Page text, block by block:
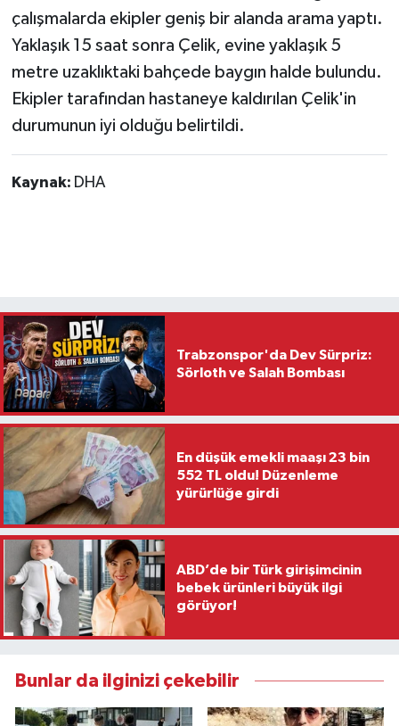
çalışmalarda ekipler geniş bir alanda arama yaptı.
Yaklaşık 15 saat sonra Çelik, evine yaklaşık 5
metre uzaklıktaki bahçede baygın halde bulundu.
Ekipler tarafından hastaneye kaldırılan Çelik'in
durumunun iyi olduğu belirtildi.
Kaynak: DHA
Trabzonspor'da Dev Sürpriz:
Sörloth ve Salah Bombası
En düşük emekli maaşı 23 bin
552 TL oldu! Düzenleme
yürürlüğe girdi
ABD’de bir Türk girişimcinin
bebek ürünleri büyük ilgi
görüyor!
Bunlar da ilginizi çekebilir